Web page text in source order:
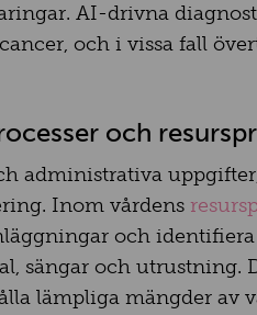
AI-drivna
och i vissa fall
och
administrativa
Inom vårdens
och
sängar och utrustning.
lämpliga mängder av